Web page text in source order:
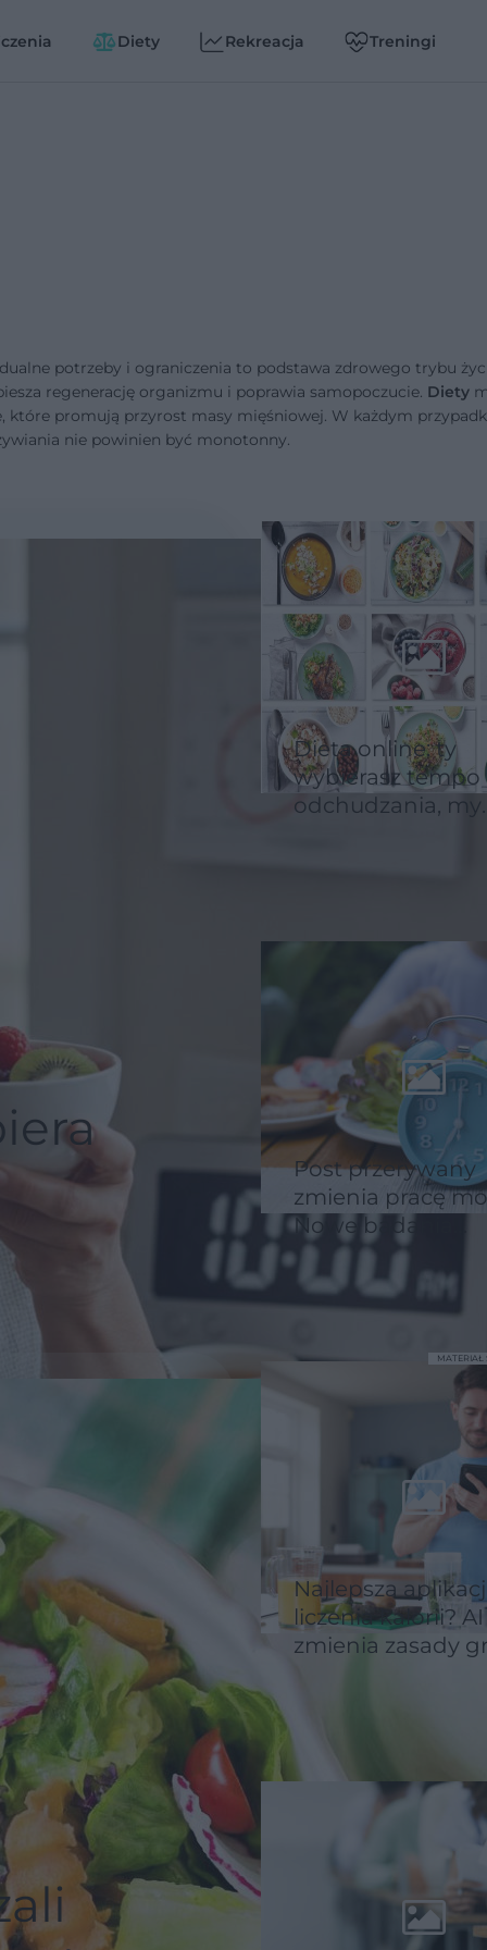
Diety Rekreacja Treningi
potrzeby i ograniczenia to podstawa zdrowego trybu
regenerację organizmu i poprawia samopoczucie. Diety
które promują przyrost masy mięśniowej. W każdym
nie powinien być monotonny.
się
Dieta online: ty
wybierasz tempo
odchudzania, my
Post przerywany
zmienia pracę
Nowe badania
przyciągają
ekspertów od
Najlepsza
liczenia kalorii? AI
zmienia zasady